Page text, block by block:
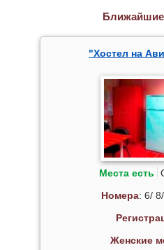
"Хостел на
Места есть
Номера: 6/
Женские